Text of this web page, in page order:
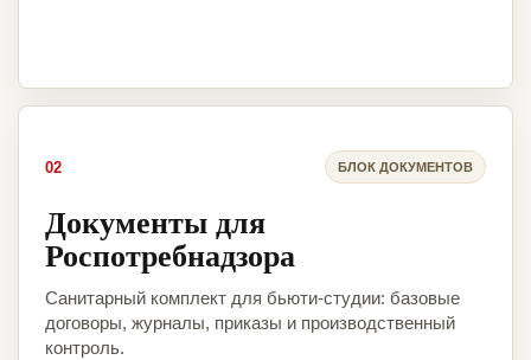
02 БЛОК ДОКУМЕНТОВ
Документы для
Роспотребнадзора
Санитарный комплект для бьюти-студии: базовые
договоры, журналы, приказы и производственный
контроль.